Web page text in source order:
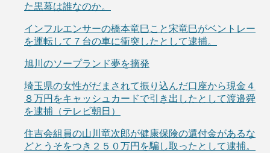
た黒幕は誰なのか。
インフルエンサーの橋本竜巳こと宋竜巳がベントレー
を運転して７台の車に衝突したとして逮捕。
旭川のソープランド夢を摘発
埼玉県の女性がだまされて振り込んだ口座から現金４
８万円をキャッシュカードで引き出したとして渡邉舜
を逮捕（テレビ朝日）
住吉会組員の山川竜次郎が健康保険の還付金があるな
どとうそをつき２５０万円を騙し取ったとして逮捕。